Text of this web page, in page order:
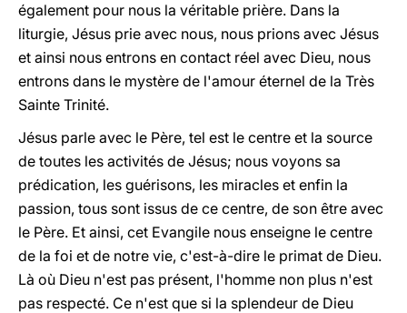
également pour nous la véritable prière. Dans la
liturgie, Jésus prie avec nous, nous prions avec Jésus
et ainsi nous entrons en contact réel avec Dieu, nous
entrons dans le mystère de l'amour éternel de la Très
Sainte Trinité.
Jésus parle avec le Père, tel est le centre et la source
de toutes les activités de Jésus; nous voyons sa
prédication, les guérisons, les miracles et enfin la
passion, tous sont issus de ce centre, de son être avec
le Père. Et ainsi, cet Evangile nous enseigne le centre
de la foi et de notre vie, c'est-à-dire le primat de Dieu.
Là où Dieu n'est pas présent, l'homme non plus n'est
pas respecté. Ce n'est que si la splendeur de Dieu